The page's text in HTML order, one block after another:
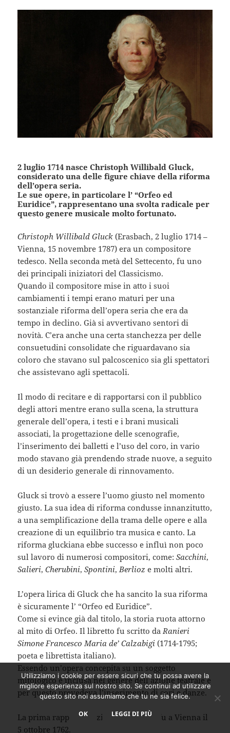
2 luglio 1714 nasce Christoph Willibald Gluck,
considerato una delle figure chiave della riforma
dell’opera seria.
Le sue opere, in particolare l’ “Orfeo ed
Euridice”, rappresentano una svolta radicale per
questo genere musicale molto fortunato.
Christoph Willibald Gluck (Erasbach, 2 luglio 1714 –
Vienna, 15 novembre 1787) era un compositore
tedesco. Nella seconda metà del Settecento, fu uno
dei principali iniziatori del Classicismo.
Quando il compositore mise in atto i suoi
cambiamenti i tempi erano maturi per una
sostanziale riforma dell’opera seria che era da
tempo in declino. Già si avvertivano sentori di
novità. C’era anche una certa stanchezza per delle
consuetudini consolidate che riguardavano sia
coloro che stavano sul palcoscenico sia gli spettatori
che assistevano agli spettacoli.
Il modo di recitare e di rapportarsi con il pubblico
degli attori mentre erano sulla scena, la struttura
generale dell’opera, i testi e i brani musicali
associati, la progettazione delle scenografie,
l’inserimento dei balletti e l’uso del coro, in vario
modo stavano già prendendo strade nuove, a seguito
di un desiderio generale di rinnovamento.
Gluck si trovò a essere l’uomo giusto nel momento
giusto. La sua idea di riforma condusse innanzitutto,
a una semplificazione della trama delle opere e alla
creazione di un equilibrio tra musica e canto. La
riforma gluckiana ebbe successo e influì non poco
sul lavoro di numerosi compositori, come:Sacchini,
Salieri,Cherubini,Spontini,Berlioze molti altri.
L’opera lirica di Gluck che ha sancito la sua riforma
è sicuramente l’ “Orfeo ed Euridice”.
Come si evince già dal titolo, la storia ruota attorno
al mito di Orfeo. Il libretto fu scritto daRanieri
Simone Francesco Maria de’ Calzabigi (1714-1795;
poeta e librettista italiano).
Essendo un’opera concepita su un soggetto
mitologico è inclusa nel genere dell’azione teatrale e
per questo prevedeva l’inserimento di cori e danze.
La prima rappresentazione dell’opera fu a Vienna il
5 ottobre 1762.
Utilizziamo i cookie per essere sicuri che tu possa avere la
migliore esperienza sul nostro sito. Se continui ad utilizzare
questo sito noi assumiamo che tu ne sia felice.
OK LEGGI DI PIÙ